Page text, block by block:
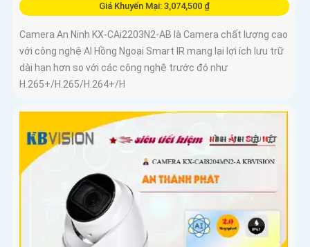
Giá Khuyến Mại: 3,074,500 ₫
Camera An Ninh KX-CAi2203N2-AB là Camera chất lượng cao
với công nghệ AI Hồng Ngoại Smart IR mang lại lợi ích lưu trữ
dài hạn hơn so với các công nghệ trước đó như
H.265+/H.265/H.264+/H